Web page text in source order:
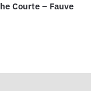
Courte – Fauve